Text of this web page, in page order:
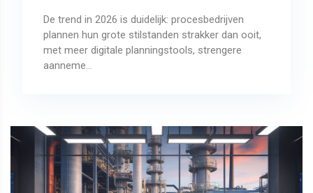
De trend in 2026 is duidelijk: procesbedrijven
plannen hun grote stilstanden strakker dan ooit,
met meer digitale planningstools, strengere
aanneme...